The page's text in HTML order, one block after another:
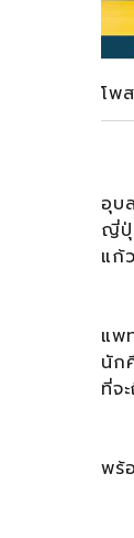
โพ
วั
อุบ
ญี่ปุ่
แก้
ก
แพ
นัก
ที่จ
ค
พร้